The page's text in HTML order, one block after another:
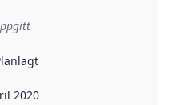
2020